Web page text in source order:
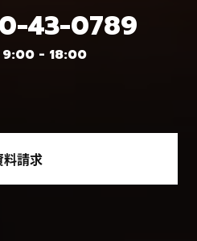
43-0789
9:00 - 18:00
料請求